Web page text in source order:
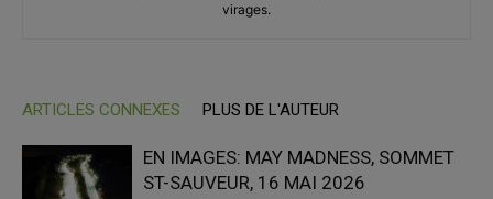
virages.
ARTICLES CONNEXES PLUS DE L'AUTEUR
EN IMAGES: MAY MADNESS, SOMMET
ST-SAUVEUR, 16 MAI 2026